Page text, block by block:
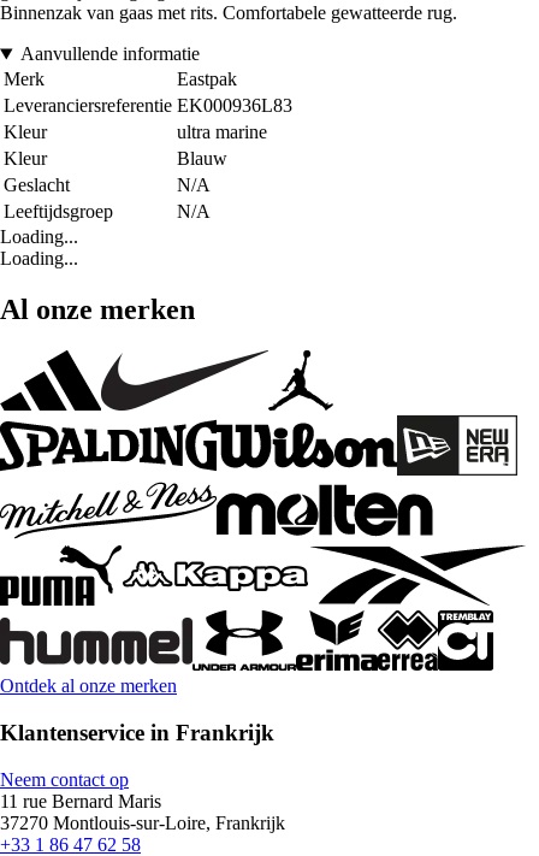
Binnenzak van gaas met rits. Comfortabele gewatteerde rug.
Aanvullende informatie
Merk
Eastpak
Leveranciersreferentie EK000936L83
Kleur
ultra marine
Kleur
Blauw
Geslacht
N/A
Leeftijdsgroep
N/A
Loading...
Loading...
Al onze merken
Ontdek al onze merken
Klantenservice in Frankrijk
Neem contact op
11 rue Bernard Maris
37270 Montlouis-sur-Loire, Frankrijk
+33 1 86 47 62 58